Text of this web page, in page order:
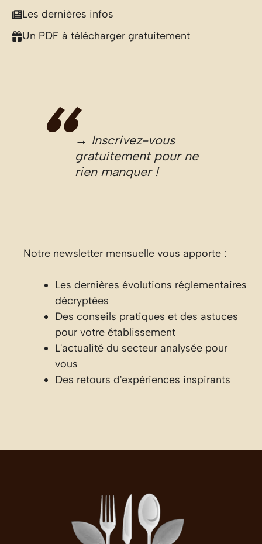
Les dernières infos
Un PDF à télécharger gratuitement
→ Inscrivez-vous
gratuitement pour ne
rien manquer !
Notre newsletter mensuelle vous apporte :
Les dernières évolutions réglementaires
décryptées
Des conseils pratiques et des astuces
pour votre établissement
L'actualité du secteur analysée pour
vous
Des retours d'expériences inspirants